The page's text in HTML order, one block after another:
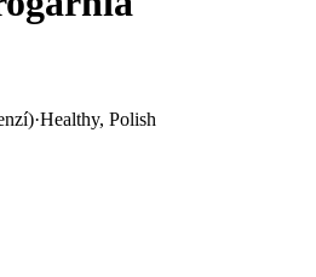
)·Healthy, Polish